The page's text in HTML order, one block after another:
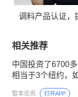
调料产品认证，
相关推荐
中国投资了6700
相当于3个纽约，
智本论资 打开APP